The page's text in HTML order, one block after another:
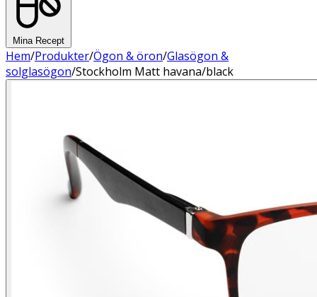
Mina Recept
Hem/Produkter/Ögon & öron/Glasögon &
solglasögon/Stockholm Matt havana/black